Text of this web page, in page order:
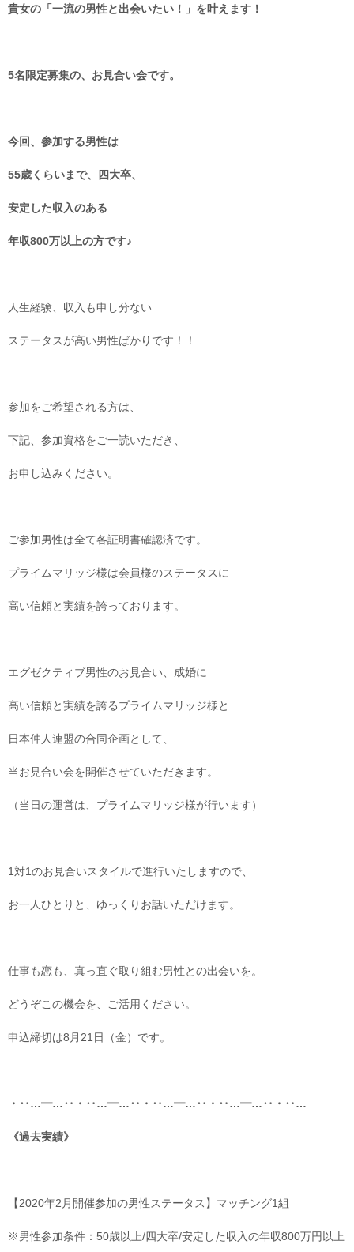
貴女の「一流の男性と出会いたい！」を叶えます！
5名限定募集の、お見合い会です。
今回、参加する男性は
55歳くらいまで、 四大卒、
安定した収入のある
年収800万以上の方です♪
人生経験、収入も申し分ない
ステータスが高い男性ばかりです！！
参加をご希望される方は、
下記、参加資格をご一読いただき、
お申し込みください。
ご参加男性は全て各証明書確認済です。
プライムマリッジ様は会員様のステータスに
高い信頼と実績を誇っております。
エグゼクティブ男性のお見合い、成婚に
高い信頼と実績を誇るプライムマリッジ様と
日本仲人連盟の合同企画として、
当お見合い会を開催させていただきます。
（当日の運営は、プライムマリッジ様が行います）
1対1のお見合いスタイルで進行いたしますので、
お一人ひとりと、ゆっくりお話いただけます。
仕事も恋も、真っ直ぐ取り組む男性との出会いを。
どうぞこの機会を、ご活用ください。
申込締切は8月21日（金）です。
・‥…━…‥・‥…━…‥・‥…━…‥・‥…━…‥・‥…
《過去実績》
【2020年2月開催参加の男性ステータス】マッチング1組
※男性参加条件：50歳以上/四大卒/安定した収入の年収800万円以上